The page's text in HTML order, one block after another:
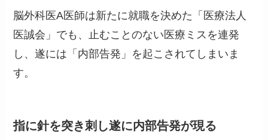
脳外科医A医師は新たに就職を決めた「医療法人
医誠会」でも、止むことのない医療ミスを連発
し、遂には「内部告発」を起こされてしまいま
す。
指に針を突き刺し遂に内部告発が現る